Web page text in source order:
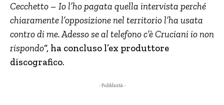
Cecchetto – Io l’ho pagata quella intervista perché
chiaramente l’opposizione nel territorio l’ha usata
contro di me. Adesso se al telefono c’è Cruciani io non
rispondo“, ha concluso l’ex produttore
discografico.
- Pubblicità -